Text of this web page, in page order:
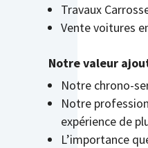
Travaux
Vente voitures
Notre valeur
Notre chrono-
Notre
expérience de
L’importance